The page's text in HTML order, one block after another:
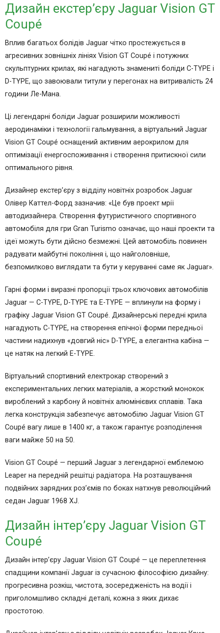
Дизайн екстер’єру Jaguar Vision GT
Coupé
Вплив багатьох болідів Jaguar чітко простежується в
агресивних зовнішніх лініях Vision GT Coupé і потужних
скульптурних крилах, які нагадують знамениті боліди C-TYPE і
D-TYPE, що завоювали титули у перегонах на витривалість 24
години Ле-Мана.
Ці легендарні боліди Jaguar розширили можливості
аеродинаміки і технології гальмування, а віртуальний Jaguar
Vision GT Coupé оснащений активним аерокрилом для
оптимізації енергоспоживання і створення притискної сили
оптимального рівня.
Дизайнер екстер’єру з відділу новітніх розробок Jaguar
Олівер Каттел-Форд зазначив: «Це був проект мрії
автодизайнера. Створення футуристичного спортивного
автомобіля для гри Gran Turismo означає, що наші проекти та
ідеї можуть бути дійсно безмежні. Цей автомобіль повинен
радувати майбутні покоління і, що найголовніше,
безпомилково виглядати та бути у керуванні саме як Jaguar».
Гарні форми і виразні пропорції трьох ключових автомобілів
Jaguar — C-TYPE, D-TYPE та E-TYPE — вплинули на форму і
графіку Jaguar Vision GT Coupé. Дизайнерські передні крила
нагадують C-TYPE, на створення епічної форми передньої
частини надихнув «довгий ніс» D-TYPE, а елегантна кабіна —
це натяк на легкий E-TYPE.
Віртуальний спортивний електрокар створений з
експериментальних легких матеріалів, а жорсткий монокок
вироблений з карбону й новітніх алюмінієвих сплавів. Така
легка конструкція забезпечує автомобілю Jaguar Vision GT
Coupé вагу лише в 1400 кг, а також гарантує розподілення
ваги майже 50 на 50.
Vision GT Coupé — перший Jaguar з легендарної емблемою
Leaper на передній решітці радіатора. На розташування
подвійних зарядних роз’ємів по боках натхнув революційний
седан Jaguar 1968 XJ.
Дизайн інтер’єру Jaguar Vision GT
Coupé
Дизайн інтер’єру Jaguar Vision GT Coupé — це переплетення
спадщини компанії Jaguar із сучасною філософією дизайну:
прогресивна розкіш, чистота, зосередженість на водії і
приголомшливо складні деталі, кожна з яких дихає
простотою.